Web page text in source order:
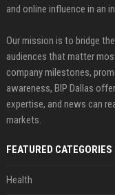
and online influence in an
Our mission is to bridge
audiences that matter
company milestones,
awareness, BIP Dallas
expertise, and news can
markets.
FEATURED CATEGORIES
Health